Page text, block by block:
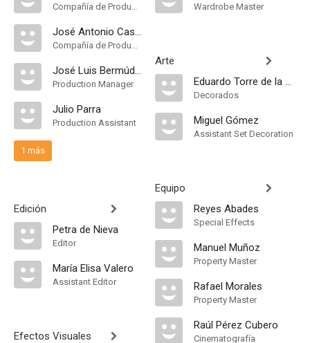
Compañía de Produccion
José Antonio Cascales
Compañía de Produccion, Productor Ejecutivo
José Luis Bermúdez de Castro Acaso
Production Manager
Julio Parra
Production Assistant
1 más
Edición
Petra de Nieva
Editor
María Elisa Valero
Assistant Editor
Efectos Visuales
Wardrobe Master
Arte
Eduardo Torre de la Fuente
Decorados
Miguel Gómez
Assistant Set Decoration
Equipo
Reyes Abades
Special Effects
Manuel Muñoz
Property Master
Rafael Morales
Property Master
Raúl Pérez Cubero
Cinematografía